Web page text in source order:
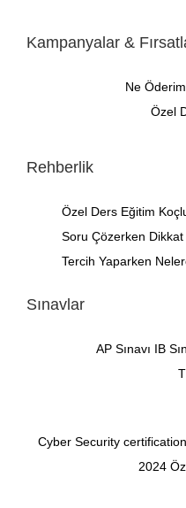
Kampanyalar &
Ne
Özel
Rehberlik
Özel Ders Eğitim
Soru Çözerken
Tercih Yaparken
Sınavlar
AP Sınavı IB
Cyber Security
2024